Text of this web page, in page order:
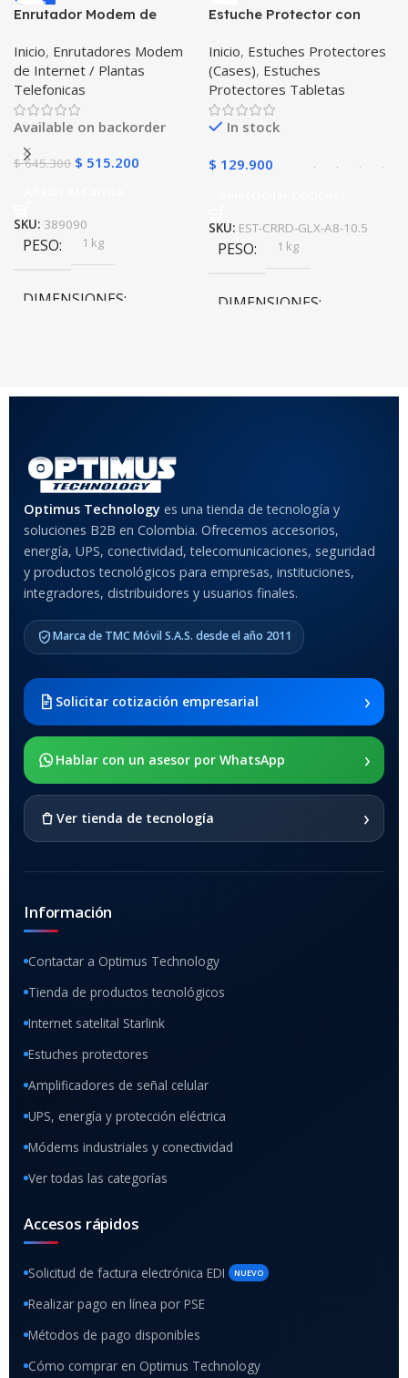
COLOR Negro
Enrutador Modem de
Libre Todo Operador 4G
LTE SIMCARD
Inicio, Enrutadores Modem
de Internet / Plantas
Telefonicas
Available on backorder
$645.300 $ 515.200
SKU: 389090
PESO 1 kg
DIMENSIONES
Estuche Protector con
Tablet Samsung Galaxy
Tab A8 10.5 2021 – 2022
SM-x200 SM-x205 Anti
golpes con soporte
Inicio, Estuches Protectores
(Cases), Estuches
Protectores Tabletas
In stock
$ 129.900
SKU: EST-CRRD-GLX-A8-10.5
PESO 1 kg
DIMENSIONES
COLOR
Anti-Shock
MODELO DE TABLETS
COMPATIBLES
2021 SM-x200 / Samsung
Galaxy Tab A8 10.5 2021 SM-
x205
SOPORTE DE APOYO
Optimus Technology es una tienda de tecnología y
soluciones B2B en Colombia. Ofrecemos accesorios,
energía, UPS, conectividad, telecomunicaciones, seguridad
y productos tecnológicos para empresas, instituciones,
integradores, distribuidores y usuarios finales.
Marca de TMC Móvil S.A.S. desde el año 2011
Solicitar cotización empresarial ›
Hablar con un asesor por WhatsApp ›
Ver tienda de tecnología ›
Información
Contactar a Optimus Technology
Tienda de productos tecnológicos
Internet satelital Starlink
Estuches protectores
Amplificadores de señal celular
UPS, energía y protección eléctrica
Módems industriales y conectividad
Ver todas las categorías
Accesos rápidos
Solicitud de factura electrónica EDI NUEVO
Realizar pago en línea por PSE
Métodos de pago disponibles
Cómo comprar en Optimus Technology